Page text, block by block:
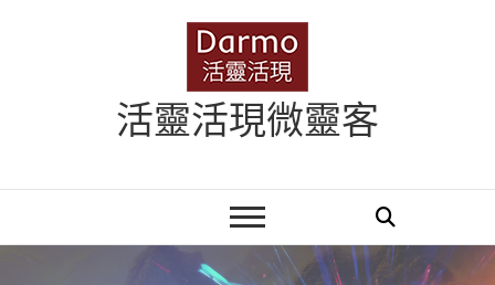
活靈活現微靈客